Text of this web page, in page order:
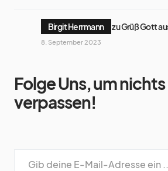
Birgit Herrmann zuGrüß Gott
8. September 2023
Folge Uns, um
verpassen!